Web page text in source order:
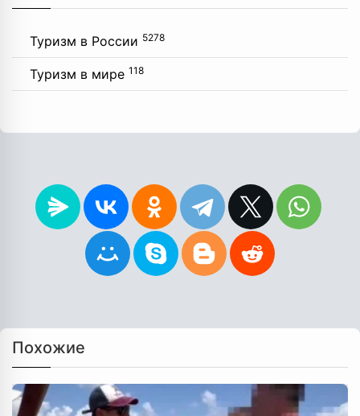
Туризм в России 5278
Туризм в мире 118
Похожие